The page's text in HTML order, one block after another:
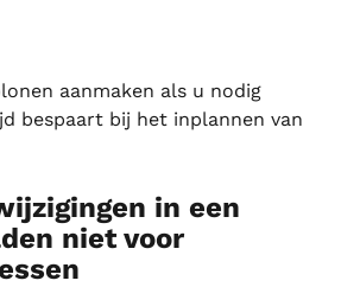
aanmaken als u nodig
bespaart bij het inplannen van
in een
niet voor